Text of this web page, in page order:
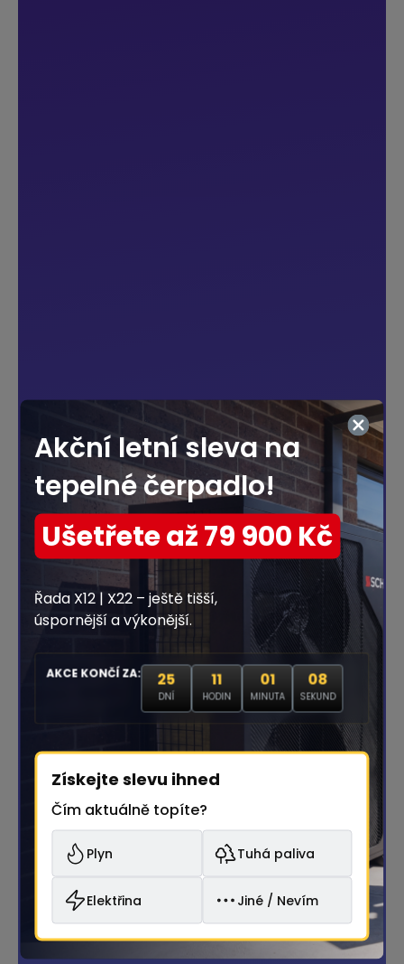
Akční letní sleva na
tepelné čerpadlo!
Ušetřete až 79 900 Kč
Řada X12 | X22 – ještě tišší,
úspornější a výkonější.
AKCE KONČÍ ZA: 25
DNÍ
11
HODIN
01
MINUTA
07
SEKUND
Získejte slevu ihned
Čím aktuálně topíte?
Plyn Tuhá paliva
Elektřina Jiné / Nevím
28% Vyplněno
Kolik osob žije ve vaší
domácnosti?
3-4
5+ Nelze určit
Výběrem řešení automaticky
pokračujete na další krok